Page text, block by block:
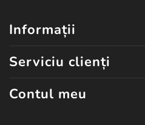
Informații
Serviciu clienți
Contul meu